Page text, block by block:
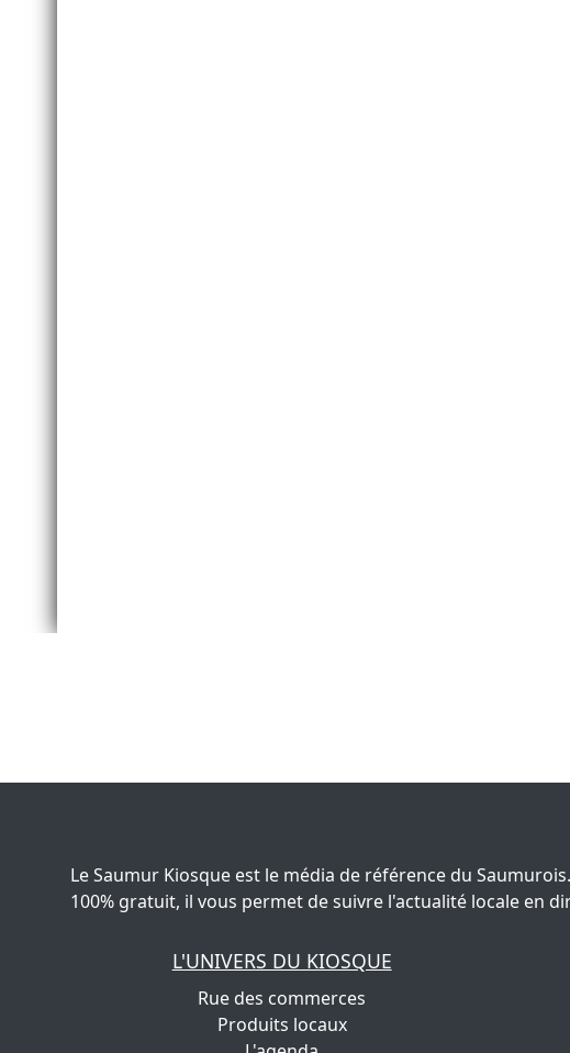
Le Saumur Kiosque est le média de référence du Saumurois.
100% gratuit, il vous permet de suivre l'actualité locale en
L'UNIVERS DU KIOSQUE
Rue des commerces
Produits locaux